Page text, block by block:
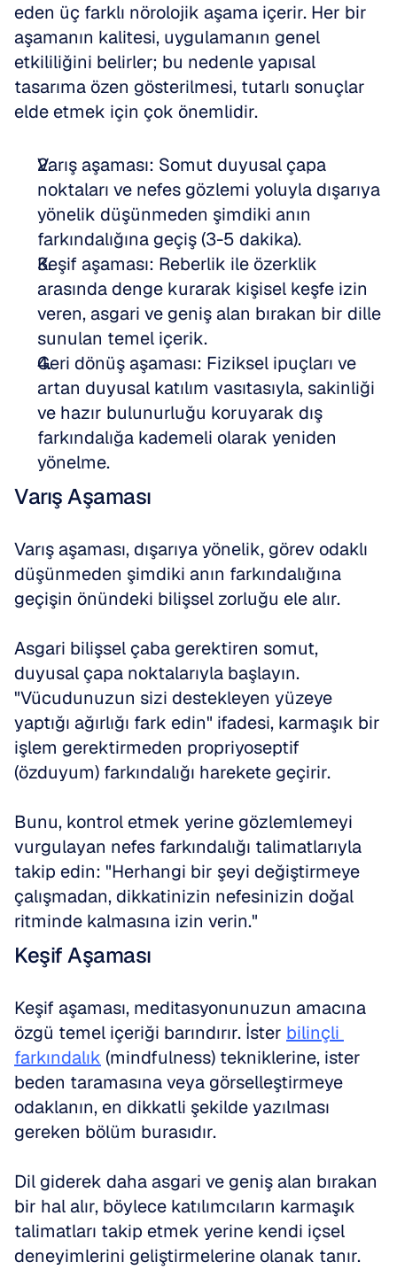
eden üç farklı nörolojik aşama içerir. Her bir
aşamanın kalitesi, uygulamanın genel
etkililiğini belirler; bu nedenle yapısal
tasarıma özen gösterilmesi, tutarlı sonuçlar
elde etmek için çok önemlidir.
Varış aşaması: Somut duyusal çapa
noktaları ve nefes gözlemi yoluyla dışarıya
yönelik düşünmeden şimdiki anın
farkındalığına geçiş (3-5 dakika).
Keşif aşaması: Reberlik ile özerklik
arasında denge kurarak kişisel keşfe izin
veren, asgari ve geniş alan bırakan bir dille
sunulan temel içerik.
Geri dönüş aşaması: Fiziksel ipuçları ve
artan duyusal katılım vasıtasıyla, sakinliği
ve hazır bulunurluğu koruyarak dış
farkındalığa kademeli olarak yeniden
yönelme.
Varış Aşaması
Varış aşaması, dışarıya yönelik, görev odaklı
düşünmeden şimdiki anın farkındalığına
geçişin önündeki bilişsel zorluğu ele alır.
Asgari bilişsel çaba gerektiren somut,
duyusal çapa noktalarıyla başlayın.
"Vücudunuzun sizi destekleyen yüzeye
yaptığı ağırlığı fark edin" ifadesi, karmaşık bir
işlem gerektirmeden propriyoseptif
(özduyum) farkındalığı harekete geçirir.
Bunu, kontrol etmek yerine gözlemlemeyi
vurgulayan nefes farkındalığı talimatlarıyla
takip edin: "Herhangi bir şeyi değiştirmeye
çalışmadan, dikkatinizin nefesinizin doğal
ritminde kalmasına izin verin."
Keşif Aşaması
Keşif aşaması, meditasyonunuzun amacına
özgü temel içeriği barındırır. İster bilinçli
farkındalık (mindfulness) tekniklerine, ister
beden taramasına veya görselleştirmeye
odaklanın, en dikkatli şekilde yazılması
gereken bölüm burasıdır.
Dil giderek daha asgari ve geniş alan bırakan
bir hal alır, böylece katılımcıların karmaşık
talimatları takip etmek yerine kendi içsel
deneyimlerini geliştirmelerine olanak tanır.